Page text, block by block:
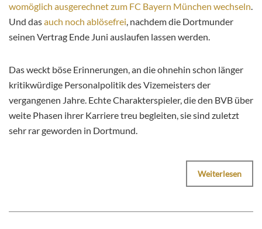
womöglich ausgerechnet zum FC Bayern München wechseln.
Und dasauch noch ablösefrei, nachdem die Dortmunder
seinen Vertrag Ende Juni auslaufen lassen werden.
Das weckt böse Erinnerungen, an die ohnehin schon länger
kritikwürdige Personalpolitik des Vizemeisters der
vergangenen Jahre. Echte Charakterspieler, die den BVB über
weite Phasen ihrer Karriere treu begleiten, sie sind zuletzt
sehr rar geworden in Dortmund.
Weiterlesen